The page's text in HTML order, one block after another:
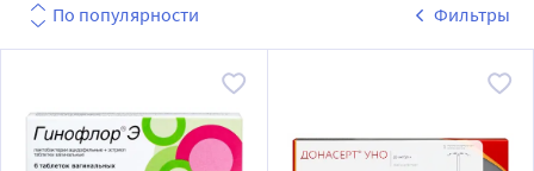
По популярности Фильтры